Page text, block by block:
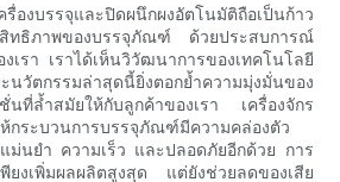
องบรรจุและปิดผนึกผงอัตโนมัติถือเป็นก้าว
ทธิภาพของบรรจุภัณฑ์ ด้วยประสบการณ์
รา เราได้เห็นวิวัฒนาการของเทคโนโลยี
วัตกรรมล่าสุดนี้ยิ่งตอกย้ำความมุ่งมั่นของ
นที่ล้ำสมัยให้กับลูกค้าของเรา เครื่องจักร
กระบวนการบรรจุภัณฑ์มีความคล่องตัว
ม่นยำ ความเร็ว และปลอดภัยอีกด้วย การ
ยงเพิ่มผลผลิตสูงสุด แต่ยังช่วยลดของเสีย